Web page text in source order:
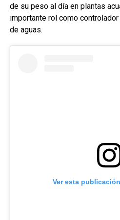
de su peso al día en plantas
importante rol como
de aguas.
Ver esta